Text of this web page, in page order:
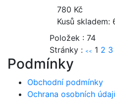
780 Kč
Kusů skladem:
Položek : 74
Stránky : << 1 2 3
Podmínky
Obchodní podmínky
Ochrana osobních